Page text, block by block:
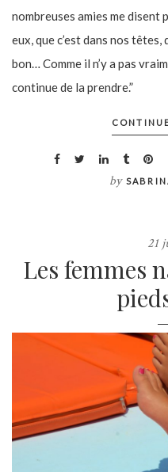
nombreuses amies me disent
eux, que c’est dans nos têtes,
bon… Comme il n’y a pas
continue de la prendre.”
by
21
Les femmes